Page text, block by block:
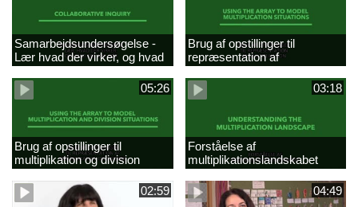
Samarbejdsundersøgelse -
Lær hvad der virker, og hvad
der ikke gør
Brug af opstillinger til
repræsentation af
multiplikationer
05:26
Brug af opstillinger til
multiplikation og division
03:18
Forståelse af
multiplikationslandskabet
02:59 04:49